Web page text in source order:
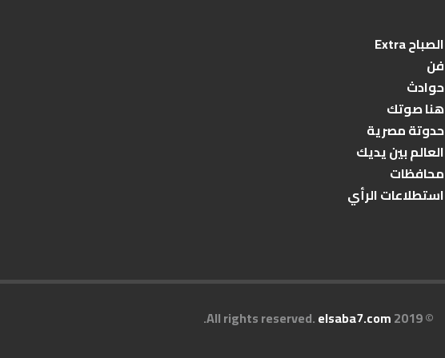
الصباح Extra
فن
حوادث
هنا صوتك
حدوتة مصرية
العالم بين يديك
محافظات
استطلاعات الرأي
© 2019 All rights reserved.
elsaba7.com
.